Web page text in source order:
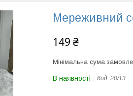
Мереживний
149 ₴
Мінімальна сума
В наявності Код: 20/13